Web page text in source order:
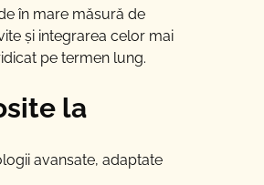
în mare măsură de
și integrarea celor mai
pe termen lung.
la
avansate, adaptate